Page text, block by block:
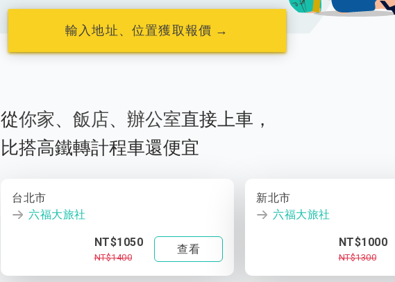
輸入地址、位置獲取報價 →
從你家、 飯店、 辦公室直接上車，
比搭高鐵轉計程車還便宜
台北市
六福大旅社
NT$1050
NT$1400
查看
新北市
六福大旅社
NT$1000
NT$1300